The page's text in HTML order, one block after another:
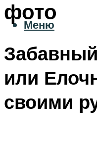
Меню
фото
или
своими